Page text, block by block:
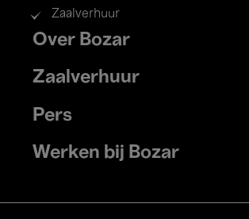
Zaalverhuur
Footer
menu
Over Bozar
Zaalverhuur
Pers
Werken bij Bozar